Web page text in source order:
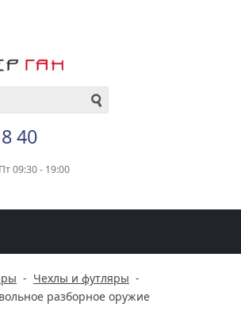
40
09:30 - 19:00
- Чехлы и футляры -
разборное оружие